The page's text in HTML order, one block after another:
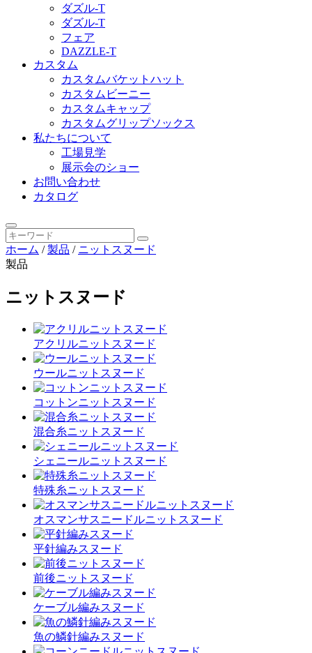
ダズル-T
ダズル-T
フェア
DAZZLE-T
カスタム
カスタムバケットハット
カスタムビーニー
カスタムキャップ
カスタムグリップソックス
私たちについて
工場見学
展示会のショー
お問い合わせ
カタログ
ホーム /製品 / ニットスヌード
製品
ニットスヌード
アクリルニットスヌード
ウールニットスヌード
コットンニットスヌード
混合糸ニットスヌード
シェニールニットスヌード
特殊糸ニットスヌード
オスマンサスニードルニットスヌード
平針編みスヌード
前後ニットスヌード
ケーブル編みスヌード
魚の鱗針編みスヌード